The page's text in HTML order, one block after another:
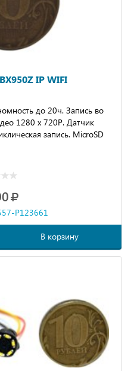
IP WIFI
до 20ч. Запись во
1280 х 720P. Датчик
запись. MicroSD
P123661
В корзину